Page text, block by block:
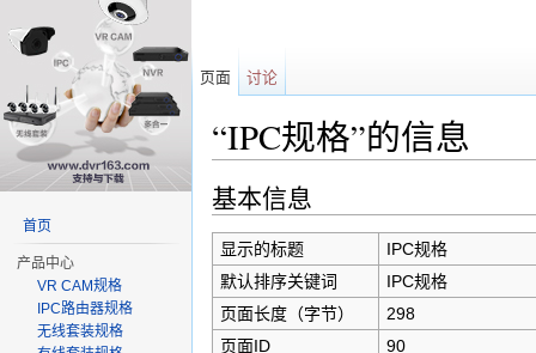
“IPC规格”的信息
基本信息
显示的标题
IPC规格
默认排序关键词
IPC规格
页面长度（字节）
298
页面ID
90
页面 讨论
首页
产品中心
VR CAM规格
IPC路由器规格
无线套装规格